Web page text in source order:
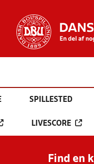
SPILLESTED
LIVESCORE
Find en